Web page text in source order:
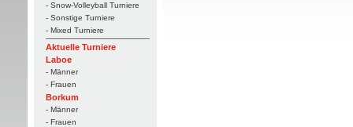
- Snow-Volleyball Turniere
- Sonstige Turniere
- Mixed Turniere
Aktuelle Turniere
Laboe
- Männer
- Frauen
Borkum
- Männer
- Frauen